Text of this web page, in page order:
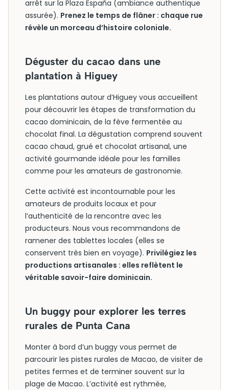
arrêt sur la Plaza España (ambiance authentique
assurée). Prenez le temps de flâner : chaque rue
révèle un morceau d’histoire coloniale.
Déguster du cacao dans une
plantation à Higuey
Les plantations autour d’Higuey vous accueillent
pour découvrir les étapes de transformation du
cacao dominicain, de la fève fermentée au
chocolat final. La dégustation comprend souvent
cacao chaud, grué et chocolat artisanal, une
activité gourmande idéale pour les familles
comme pour les amateurs de gastronomie.
Cette activité est incontournable pour les
amateurs de produits locaux et pour
l’authenticité de la rencontre avec les
producteurs. Nous vous recommandons de
ramener des tablettes locales (elles se
conservent très bien en voyage). Privilégiez les
productions artisanales : elles reflètent le
véritable savoir-faire dominicain.
Un buggy pour explorer les terres
rurales de Punta Cana
Monter à bord d’un buggy vous permet de
parcourir les pistes rurales de Macao, de visiter de
petites fermes et de terminer souvent sur la
plage de Macao. L’activité est rythmée,